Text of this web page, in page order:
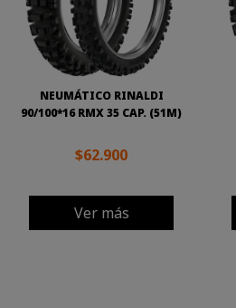
NEUMÁTICO RINALDI
90/100*16 RMX 35 CAP. (51M)
$62.900
Ver más